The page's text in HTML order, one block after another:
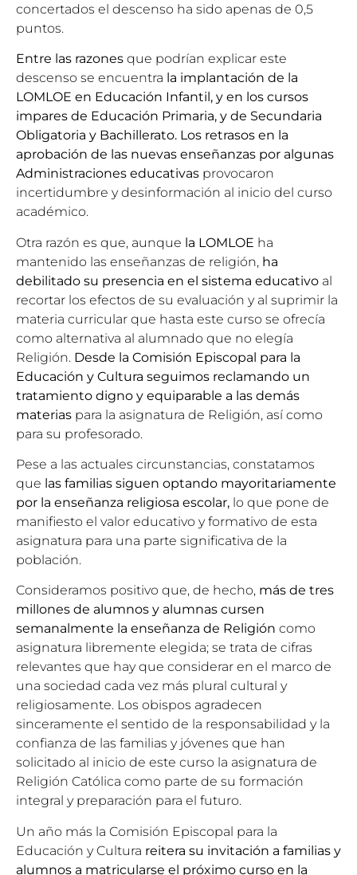
concertados el descenso ha sido apenas de 0,5
puntos.
Entre las razones que podrían explicar este
descenso se encuentra la implantación de la
LOMLOE en Educación Infantil, y en los cursos
impares de Educación Primaria, y de Secundaria
Obligatoria y Bachillerato. Los retrasos en la
aprobación de las nuevas enseñanzas por algunas
Administraciones educativas provocaron
incertidumbre y desinformación al inicio del curso
académico.
Otra razón es que, aunque la LOMLOE ha
mantenido las enseñanzas de religión, ha
debilitado su presencia en el sistema educativo al
recortar los efectos de su evaluación y al suprimir la
materia curricular que hasta este curso se ofrecía
como alternativa al alumnado que no elegía
Religión. Desde la Comisión Episcopal para la
Educación y Cultura seguimos reclamando un
tratamiento digno y equiparable a las demás
materias para la asignatura de Religión, así como
para su profesorado.
Pese a las actuales circunstancias, constatamos
que las familias siguen optando mayoritariamente
por la enseñanza religiosa escolar, lo que pone de
manifiesto el valor educativo y formativo de esta
asignatura para una parte significativa de la
población.
Consideramos positivo que, de hecho, más de tres
millones de alumnos y alumnas cursen
semanalmente la enseñanza de Religión como
asignatura libremente elegida; se trata de cifras
relevantes que hay que considerar en el marco de
una sociedad cada vez más plural cultural y
religiosamente. Los obispos agradecen
sinceramente el sentido de la responsabilidad y la
confianza de las familias y jóvenes que han
solicitado al inicio de este curso la asignatura de
Religión Católica como parte de su formación
integral y preparación para el futuro.
Un año más la Comisión Episcopal para la
Educación y Cultura reitera su invitación a familias y
alumnos a matricularse el próximo curso en la